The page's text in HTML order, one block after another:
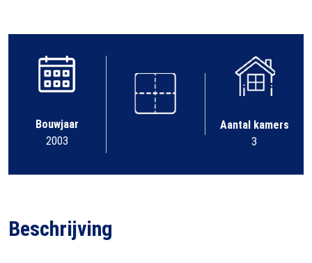
Bouwjaar
2003
Aantal kamers
3
Beschrijving